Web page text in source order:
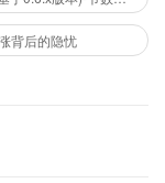
背后的隐忧